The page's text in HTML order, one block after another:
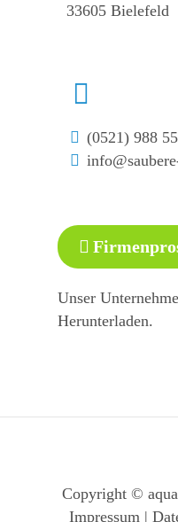
33605 Bielefeld
(0521) 988
Unser
Herunterladen.
Copyright ©
Impressum |